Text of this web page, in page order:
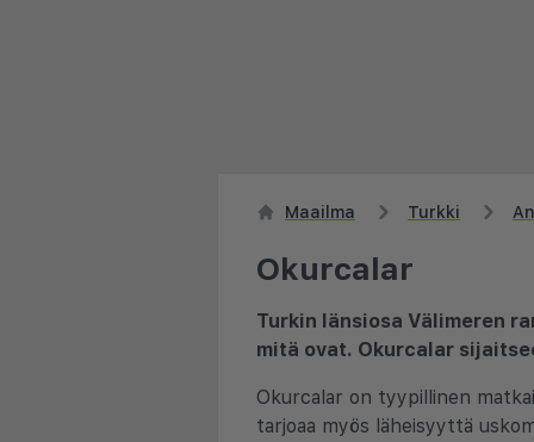
Maailma Turkki
Okurcalar
Turkin länsiosa Välimeren
mitä ovat. Okurcalar
Okurcalar on tyypillinen
tarjoaa myös läheisyyttä